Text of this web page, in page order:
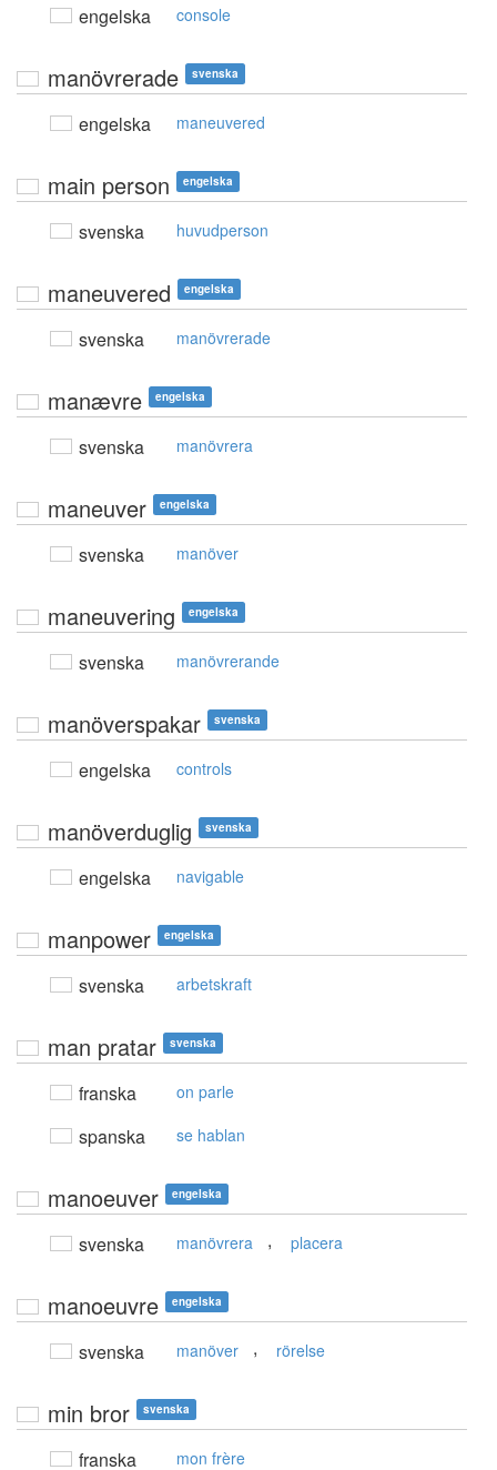
engelska console
manövrerade svenska
engelska maneuvered
main person engelska
svenska huvudperson
maneuvered engelska
svenska manövrerade
manævre engelska
svenska manövrera
maneuver engelska
svenska manöver
maneuvering engelska
svenska manövrerande
manöverspakar svenska
engelska controls
manöverduglig svenska
engelska navigable
manpower engelska
svenska arbetskraft
man pratar svenska
franska on parle
spanska se hablan
manoeuver engelska
svenska manövrera , placera
manoeuvre engelska
svenska manöver , rörelse
min bror svenska
franska mon frère